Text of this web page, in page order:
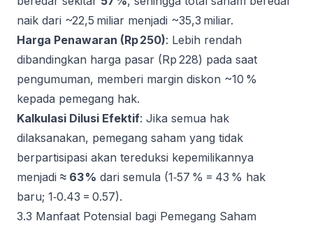
naik dari ~22,5 miliar menjadi ~35,3 miliar.
Harga Penawaran (Rp 250): Lebih rendah
dibandingkan harga pasar (Rp 228) pada saat
pengumuman, memberi margin diskon ~10 %
kepada pemegang hak.
Kalkulasi Dilusi Efektif: Jika semua hak
dilaksanakan, pemegang saham yang tidak
berpartisipasi akan tereduksi kepemilikannya
menjadi ≈ 63 % dari semula (1‑57 % = 43 % hak
baru; 1‑0.43 = 0.57).
3.3 Manfaat Potensial bagi Pemegang Saham